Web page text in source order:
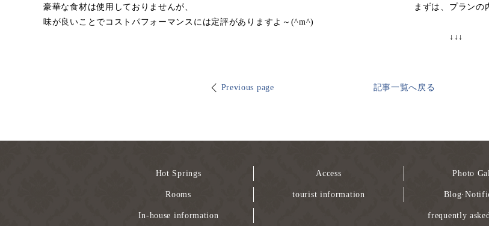
豪華な食材は使用しておりませんが、
味が良いことでコストパフォーマンスには定評がありますよ～(^m^)
まずは、プランの
↓↓↓
Previous page 記事一覧へ戻る
Hot Springs
Rooms
In-house information
Access
tourist information
Photo
frequently